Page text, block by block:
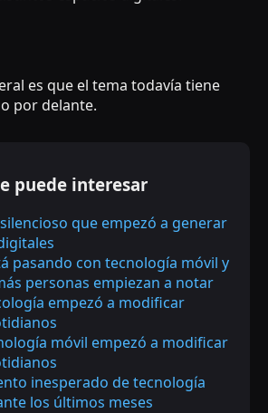
es que el tema todavía tiene
por delante.
puede interesar
que empezó a generar
pasando con tecnología móvil y
personas empiezan a notar
empezó a modificar
móvil empezó a modificar
inesperado de tecnología
los últimos meses